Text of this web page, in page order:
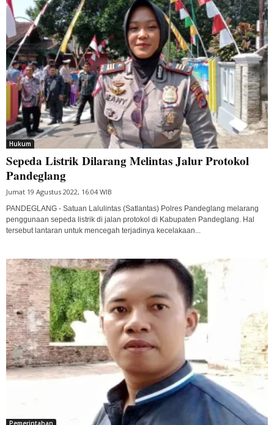
Hukum
Sepeda Listrik Dilarang Melintas Jalur Protokol
Pandeglang
Jumat 19 Agustus 2022, 16:04 WIB
PANDEGLANG - Satuan Lalulintas (Satlantas) Polres Pandeglang melarang
penggunaan sepeda listrik di jalan protokol di Kabupaten Pandeglang. Hal
tersebut lantaran untuk mencegah terjadinya kecelakaan...
Pemerintahan